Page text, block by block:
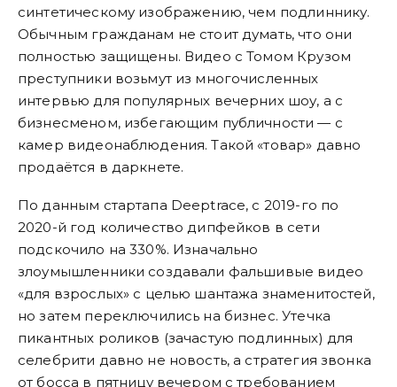
синтетическому изображению, чем подлиннику.
Обычным гражданам не стоит думать, что они
полностью защищены. Видео с Томом Крузом
преступники возьмут из многочисленных
интервью для популярных вечерних шоу, а с
бизнесменом, избегающим публичности — с
камер видеонаблюдения. Такой «товар» давно
продаётся в даркнете.
По данным стартапа Deeptrace, с 2019-го по
2020-й год количество дипфейков в сети
подскочило на 330%. Изначально
злоумышленники создавали фальшивые видео
«для взрослых» с целью шантажа знаменитостей,
но затем переключились на бизнес. Утечка
пикантных роликов (зачастую подлинных) для
селебрити давно не новость, а стратегия звонка
от босса в пятницу вечером с требованием